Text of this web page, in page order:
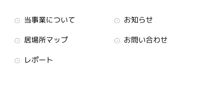
当事業について
お知らせ
居場所マップ
お問い合わせ
レポート